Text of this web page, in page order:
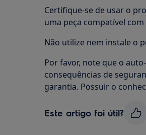
Certifique-se de usar o
uma peça compatível
Não utilize nem instale o
Por favor, note que o
consequências de
garantia. Possuir o
Este artigo foi útil?